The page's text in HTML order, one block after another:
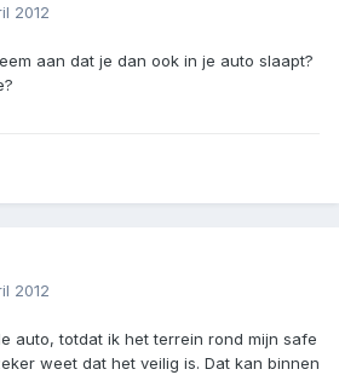
2012
aan dat je dan ook in je auto slaapt?
2012
auto, totdat ik het terrein rond mijn safe
weet dat het veilig is. Dat kan binnen